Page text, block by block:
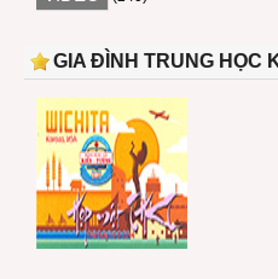
GIA ĐÌNH TRUNG HỌC